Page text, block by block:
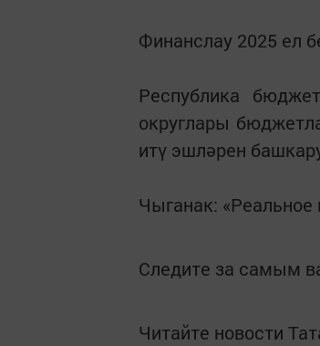
Финанслау 2025 ел
Республика
округлары
итү эшләрен
Чыганак: «Реальное
Следите за самым
Читайте новости